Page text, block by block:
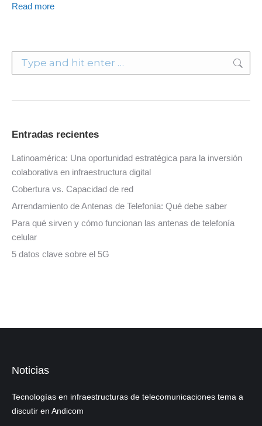
Read more
Search:
Entradas recientes
Latinoamérica: Una oportunidad estratégica para la inversión
colaborativa en infraestructura digital
Cobertura vs. Capacidad de red
Arrendamiento de Antenas de Telefonía: Qué debe saber
Para qué sirven y cómo funcionan las antenas de telefonía
celular
5 datos clave sobre el 5G
Noticias
Tecnologías en infraestructuras de telecomunicaciones tema a
discutir en Andicom